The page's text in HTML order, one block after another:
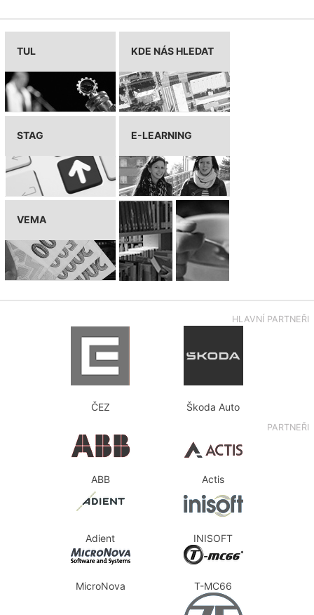
TUL KDE NÁS HLEDAT
STAG E-LEARNING
VEMA
HLAVNÍ PARTNEŘI
ČEZ Škoda Auto
PARTNEŘI
ABB Actis
Adient INISOFT
MicroNova T-MC66